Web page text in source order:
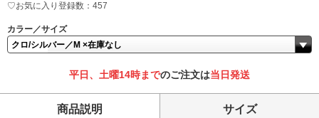
♡お気に入り登録数：457
カラー／サイズ
平日、土曜14時までのご注文は当日発送
商品説明 サイズ